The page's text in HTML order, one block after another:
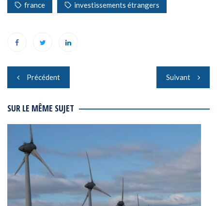
france investissements étrangers
Navigation
de
l’article
Précédent Suivant
SUR LE MÊME SUJET